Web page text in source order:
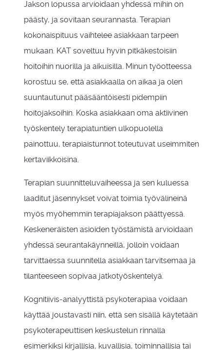
Jakson lopussa arvioidaan yhdessä mihin on
päästy, ja sovitaan seurannasta. Terapian
kokonaispituus vaihtelee asiakkaan tarpeen
mukaan. KAT soveltuu hyvin pitkäkestoisiin
hoitoihin nuorilla ja aikuisilla. Minun työotteessa
korostuu se, että asiakkaalla on aikaa ja olen
suuntautunut pääsääntöisesti pidempiin
hoitojaksoihin. Koska asiakkaan oma aktiivinen
työskentely terapiatuntien ulkopuolella
painottuu, terapiaistunnot toteutuvat useimmiten
kertaviikkoisina.
Terapian suunnitteluvaiheessa ja sen kuluessa
laaditut jäsennykset voivat toimia työvälineinä
myös myöhemmin terapiajakson päättyessä.
Keskeneräisten asioiden työstämistä arvioidaan
yhdessä seurantakäynneillä, jolloin voidaan
tarvittaessa suunnitella asiakkaan tarvitsemaa ja
tilanteeseen sopivaa jatkotyöskentelyä.
Kognitiivis-analyyttistä psykoterapiaa voidaan
käyttää joustavasti niin, että sen sisällä käytetään
psykoterapeuttisen keskustelun rinnalla
esimerkiksi kirjallisia, kuvallisia, toiminnallisia tai